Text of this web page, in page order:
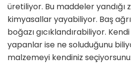
Uçucu
Yağ
Seçimi
için
üretiliyor. Bu maddeler yandığı
kimyasallar yayabiliyor. Baş
boğazı gıcıklandırabiliyor.
yapanlar ise ne soluduğunu
malzemeyi kendiniz